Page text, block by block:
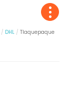
DHL Tlaquepaque